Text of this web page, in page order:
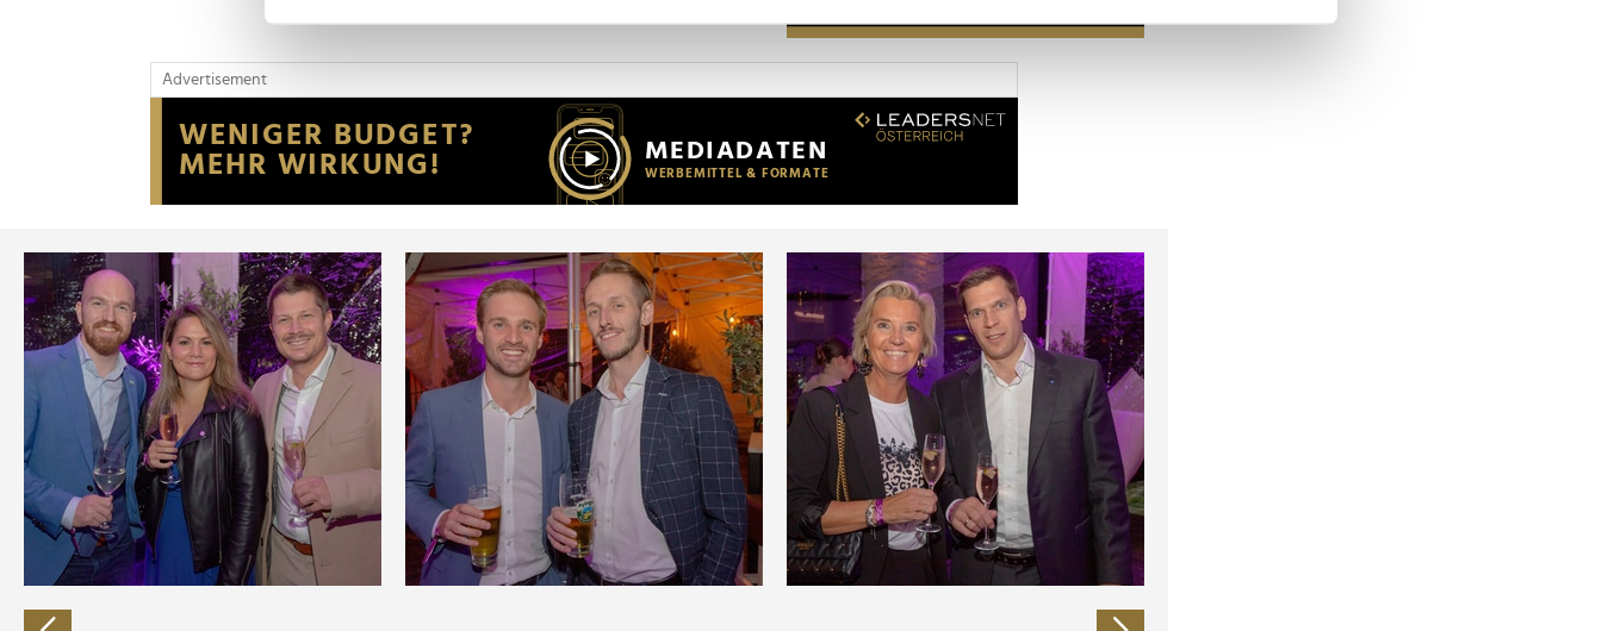
Wir verwenden Cookies, um Inhalte und Anzeigen zu personalisieren, Funktionen für soziale Medien anbieten zu können
Website an unsere Partner für soziale Medien, Werbung und Analysen weiter. Unsere Partner führen diese Informationen
möglicherweise mit weiteren Daten zusammen, die Sie ihnen bereitgestellt haben oder die sie im Rahmen Ihrer Nutzung
der Dienste gesammelt haben.
Advertisement